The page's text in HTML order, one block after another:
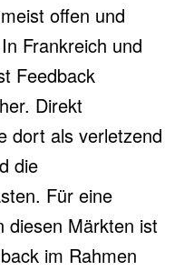
offen und
Frankreich und
Feedback
Direkt
dort als verletzend
die
Für eine
diesen Märkten ist
im Rahmen